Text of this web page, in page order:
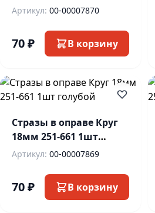
серебро
Артикул: 00-00007870
70 ₽ В корзину
Стразы в оправе Круг
18мм 251-661 1шт
голубой
Артикул: 00-00007869
70 ₽ В корзину